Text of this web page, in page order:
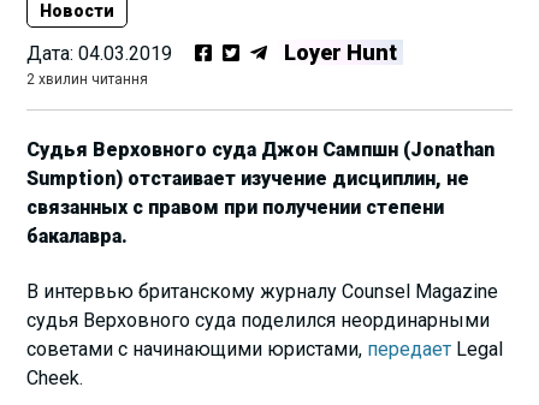
Новости
Дата:04.03.2019 Loyer Hunt
2 хвилин читання
Судья Верховного суда Джон Сампшн (Jonathan
Sumption) отстаивает изучение дисциплин, не
связанных с правом при получении степени
бакалавра.
В интервью британскому журналу Counsel Magazine
судья Верховного суда поделился неординарными
советами с начинающими юристами, передает Legal
Cheek.